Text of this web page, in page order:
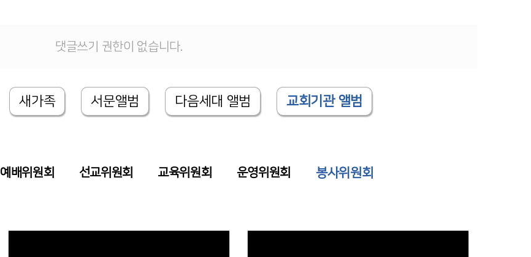
댓글쓰기 권한이 없습니다.
새가족 서문앨범 다음세대 앨범 교회기관 앨범
예배위원회 선교위원회 교육위원회 운영위원회 봉사위원회